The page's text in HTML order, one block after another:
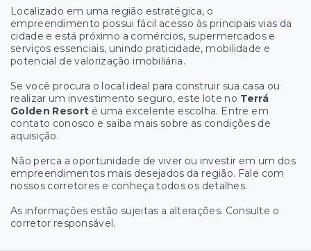
Localizado em uma região estratégica, o
empreendimento possui fácil acesso às principais vias da
cidade e está próximo a comércios, supermercados e
serviços essenciais, unindo praticidade, mobilidade e
potencial de valorização imobiliária.
Se você procura o local ideal para construir sua casa ou
realizar um investimento seguro, este lote no Terrá
Golden Resort é uma excelente escolha. Entre em
contato conosco e saiba mais sobre as condições de
aquisição.
Não perca a oportunidade de viver ou investir em um dos
empreendimentos mais desejados da região. Fale com
nossos corretores e conheça todos os detalhes.
As informações estão sujeitas a alterações. Consulte o
corretor responsável.